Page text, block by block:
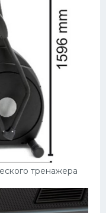
тренажера